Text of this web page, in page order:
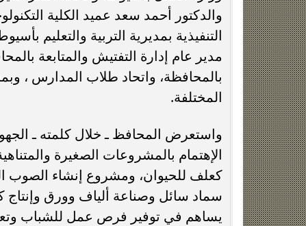
والدكتور أحمد سعد عميد الكلية
التنفيذية بمديرية التربية والتعليم
مدير عام إدارة التفتيش والمتابعة
بالمحافظة، واتحاد طلاب المدارس ،
المختلفة.
واستعرض المحافظ ـ خلال كلمته ـ
الإهتمام بالمشروعات الصغيرة
كعلف للحيوان، ومشروع إنشاء الصوب
سماد سائل وصناعة ألياف وورق وإنتاج
يساهم في توفير فرص عمل للشباب